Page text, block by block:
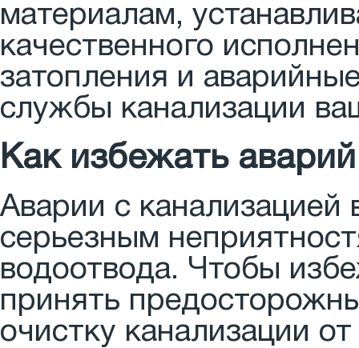
материалам,
качественного
затопления и
службы канализации
Как избежать
Аварии с канализацией
серьезным
водоотвода. Чтобы
принять
очистку канализации